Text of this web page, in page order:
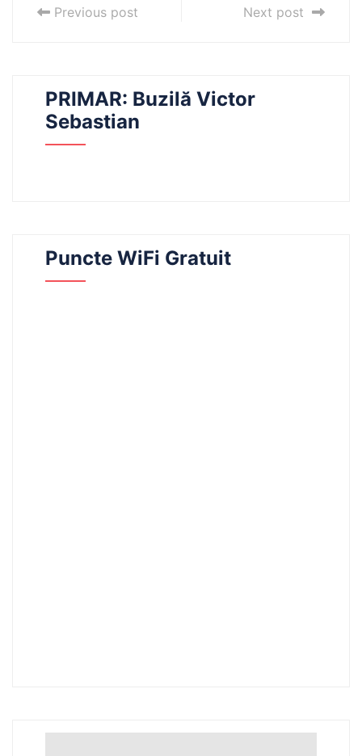
Previous post
Next post
PRIMAR: Buzilă Victor
Sebastian
Puncte WiFi Gratuit